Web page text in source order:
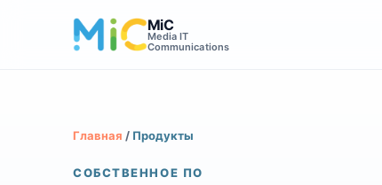
MiC
Media IT
Communications
Главная / Продукты
СОБСТВЕННОЕ ПО